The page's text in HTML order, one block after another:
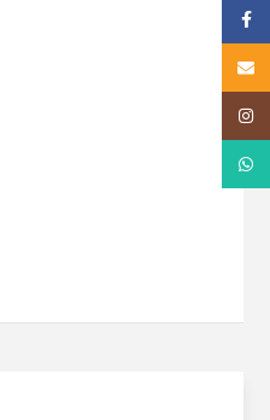
Email